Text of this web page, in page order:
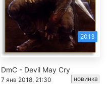
2013
DmC - Devil May Cry
7 янв 2018, 21:30 новинка